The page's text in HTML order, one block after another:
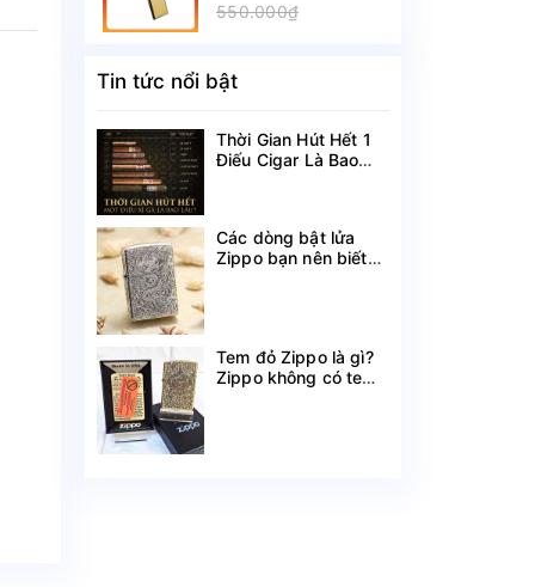
550.000₫
Tin tức nổi bật
Thời Gian Hút Hết 1
Điếu Cigar Là Bao
Các dòng bật lửa
Zippo bạn nên biết
Tem đỏ Zippo là gì?
Zippo không có tem